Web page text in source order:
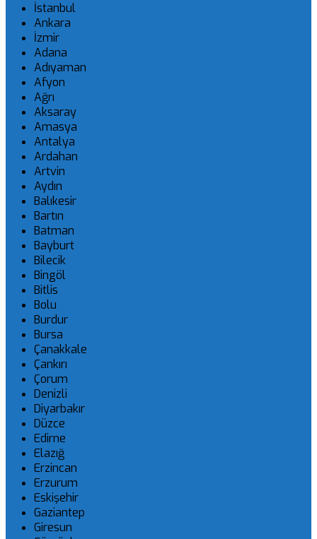
İstanbul
Ankara
İzmir
Adana
Adıyaman
Afyon
Ağrı
Aksaray
Amasya
Antalya
Ardahan
Artvin
Aydın
Balıkesir
Bartın
Batman
Bayburt
Bilecik
Bingöl
Bitlis
Bolu
Burdur
Bursa
Çanakkale
Çankırı
Çorum
Denizli
Diyarbakır
Düzce
Edirne
Elazığ
Erzincan
Erzurum
Eskişehir
Gaziantep
Giresun